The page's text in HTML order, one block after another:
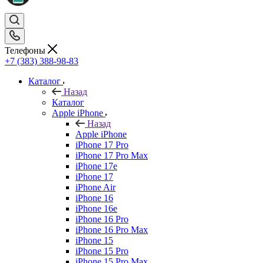
Телефоны
+7 (383) 388-98-83
Каталог
Назад
Каталог
Apple iPhone
Назад
Apple iPhone
iPhone 17 Pro
iPhone 17 Pro Max
iPhone 17e
iPhone 17
iPhone Air
iPhone 16
iPhone 16e
iPhone 16 Pro
iPhone 16 Pro Max
iPhone 15
iPhone 15 Pro